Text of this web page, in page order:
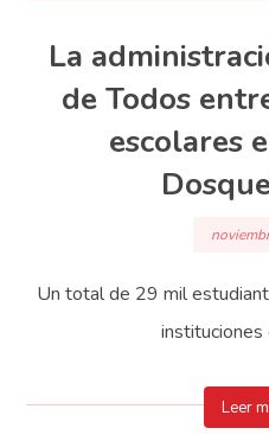
La
de Todos
escolares
Un total de 29 mil
instituciones
Leer